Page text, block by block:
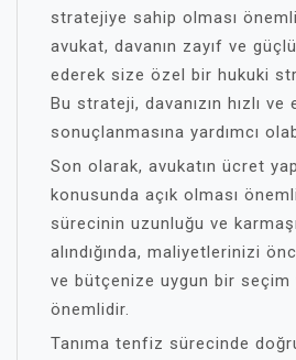
stratejiye sahip olması
avukat, davanın zayıf ve
ederek size özel bir hukuki
Bu strateji, davanızın hızlı
sonuçlanmasına yardımcı
Son olarak, avukatın ücret
konusunda açık olması
sürecinin uzunluğu ve
alındığında, maliyetlerinizi
ve bütçenize uygun bir seçim
önemlidir.
Tanıma tenfiz sürecinde